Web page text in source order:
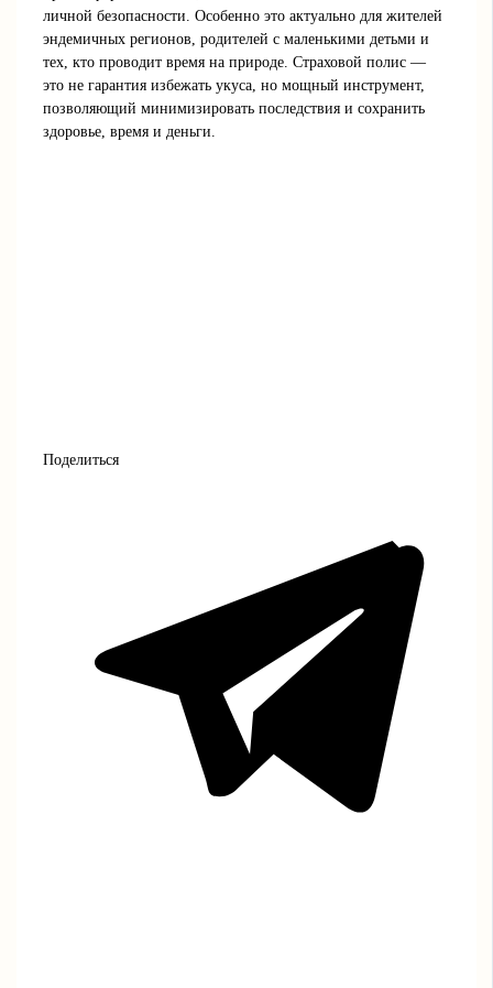
личной безопасности. Особенно это актуально для жителей
эндемичных регионов, родителей с маленькими детьми и
тех, кто проводит время на природе. Страховой полис —
это не гарантия избежать укуса, но мощный инструмент,
позволяющий минимизировать последствия и сохранить
здоровье, время и деньги.
Поделиться